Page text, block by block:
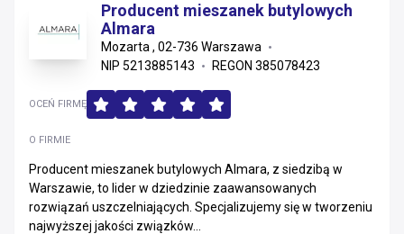
Instalacje
Producent mieszanek butylowych
Almara
Mozarta , 02-736 Warszawa
NIP 5213885143
REGON 385078423
O FIRMIE
Producent mieszanek butylowych Almara, z siedzibą w
Warszawie, to lider w dziedzinie zaawansowanych
rozwiązań uszczelniających. Specjalizujemy się w tworzeniu
najwyższej jakości związków...
OCEŃ FIRMĘ